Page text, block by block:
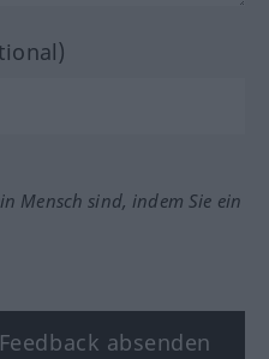
Mensch sind, indem Sie ein
Feedback absenden